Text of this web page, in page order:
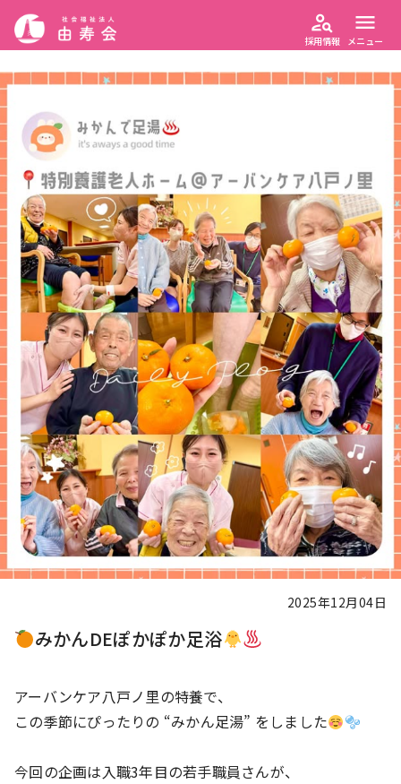
person_search
採用情報
menu
メニュー
2025年12月04日
みかんDEぽかぽか足浴
アーバンケア八戸ノ里の特養で、
この季節にぴったりの “みかん足湯” をしました
今回の企画は入職3年目の若手職員さんが、